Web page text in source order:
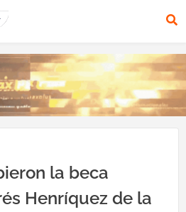
la beca
Henríquez de la